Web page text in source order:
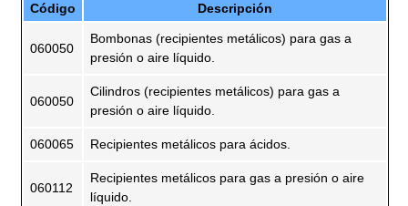
Código Descripción
060050
Bombonas (recipientes metálicos) para gas a
presión o aire líquido.
060050
Cilindros (recipientes metálicos) para gas a
presión o aire líquido.
060065 Recipientes metálicos para ácidos.
060112
Recipientes metálicos para gas a presión o aire
líquido.